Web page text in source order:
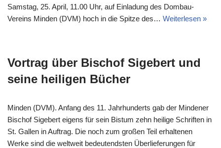
Samstag, 25. April, 11.00 Uhr, auf Einladung des Dombau-
Vereins Minden (DVM) hoch in die Spitze des… Weiterlesen »
Vortrag über Bischof Sigebert und
seine heiligen Bücher
Minden (DVM). Anfang des 11. Jahrhunderts gab der Mindener
Bischof Sigebert eigens für sein Bistum zehn heilige Schriften in
St. Gallen in Auftrag. Die noch zum großen Teil erhaltenen
Werke sind die weltweit bedeutendsten Überlieferungen für